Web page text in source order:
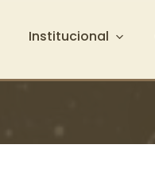
Institucional